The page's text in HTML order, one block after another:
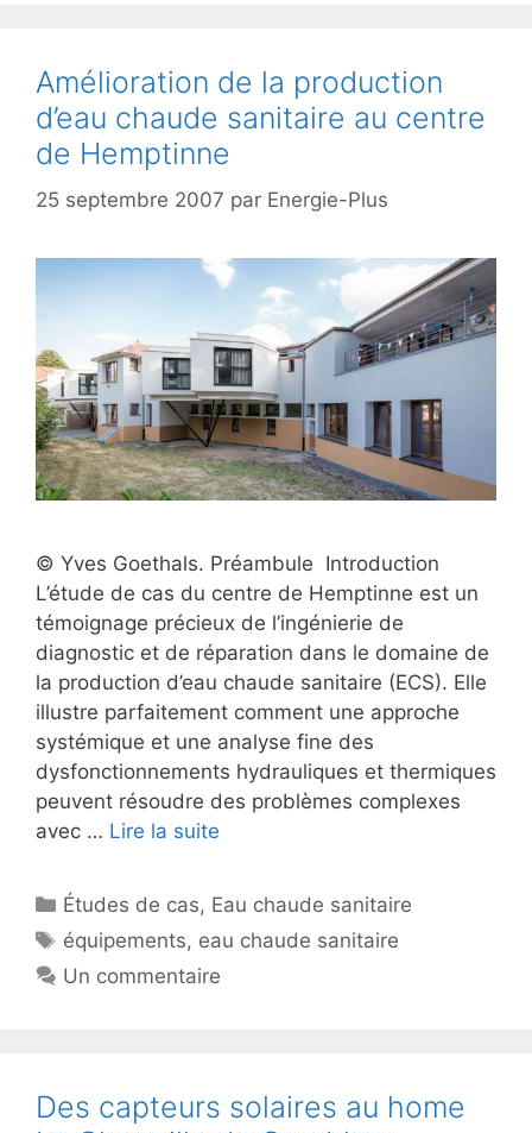
Amélioration de la production
d’eau chaude sanitaire au centre
de Hemptinne
25 septembre 2007 par Energie-Plus
© Yves Goethals. Préambule Introduction
L’étude de cas du centre de Hemptinne est un
témoignage précieux de l’ingénierie de
diagnostic et de réparation dans le domaine de
la production d’eau chaude sanitaire (ECS). Elle
illustre parfaitement comment une approche
systémique et une analyse fine des
dysfonctionnements hydrauliques et thermiques
peuvent résoudre des problèmes complexes
avec … Lire la suite
Catégories
Études de cas, Eau chaude sanitaire
Étiquettes
équipements, eau chaude sanitaire
Un commentaire
Des capteurs solaires au home